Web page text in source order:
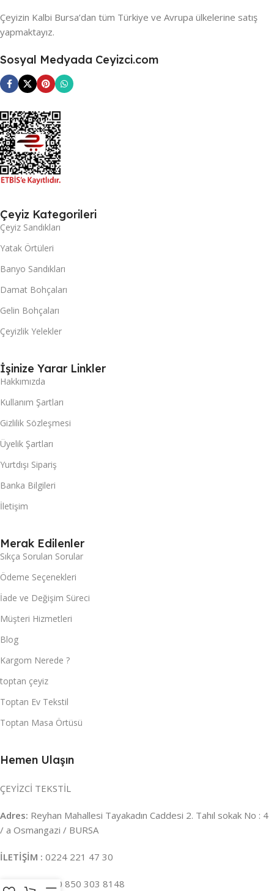
Çeyizin Kalbi Bursa’dan tüm Türkiye ve Avrupa ülkelerine satış
yapmaktayız.
Sosyal Medyada Ceyizci.com
Çeyiz Kategorileri
Çeyiz Sandıkları
Yatak Örtüleri
Banyo Sandıkları
Damat Bohçaları
Gelin Bohçaları
Çeyizlik Yelekler
İşinize Yarar Linkler
Hakkımızda
Kullanım Şartları
Gizlilik Sözleşmesi
Üyelik Şartları
Yurtdışı Sipariş
Banka Bilgileri
İletişim
Merak Edilenler
Sıkça Sorulan Sorular
Ödeme Seçenekleri
İade ve Değişim Süreci
Müşteri Hizmetleri
Blog
Kargom Nerede ?
toptan çeyiz
Toptan Ev Tekstil
Toptan Masa Örtüsü
Hemen Ulaşın
ÇEYİZCİ TEKSTİL
Adres: Reyhan Mahallesi Tayakadın Caddesi 2. Tahıl sokak No : 4
/ a Osmangazi / BURSA
İLETİŞİM : 0224 221 47 30
WHATSAPP : 0 850 303 8148